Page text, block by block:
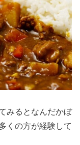
みるとなんだかぼ
くの方が経験して